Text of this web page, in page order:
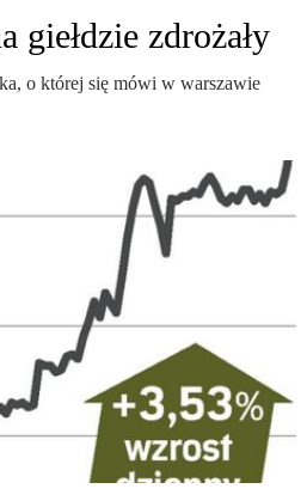
giełdzie zdrożały
o której się mówi w warszawie